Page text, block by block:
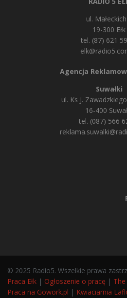
ul.
19-300 Ełk
tel. (87) 621
Agencja
Suwałki
ul. Ks J.
16-400
tel. (087) 566
© 2025 Radio5. Wszelkie prawa
Praca Ełk | Ogłoszenie o pracę |
Praca na Gowork.pl | Kwiaciarnia